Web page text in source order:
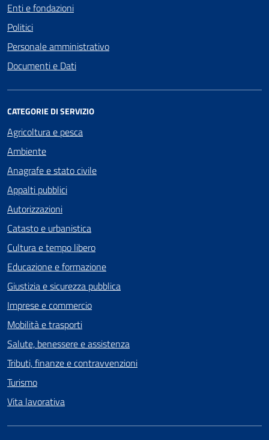
Enti e fondazioni
Politici
Personale amministrativo
Documenti e Dati
CATEGORIE DI SERVIZIO
Agricoltura e pesca
Ambiente
Anagrafe e stato civile
Appalti pubblici
Autorizzazioni
Catasto e urbanistica
Cultura e tempo libero
Educazione e formazione
Giustizia e sicurezza pubblica
Imprese e commercio
Mobilità e trasporti
Salute, benessere e assistenza
Tributi, finanze e contravvenzioni
Turismo
Vita lavorativa